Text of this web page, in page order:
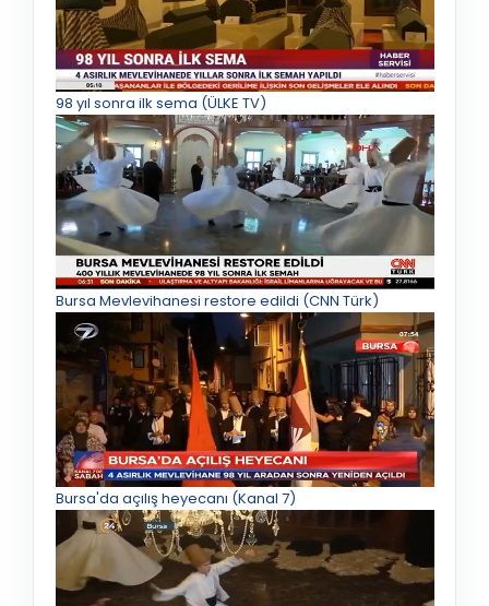
98 yıl sonra ilk sema (ÜLKE TV)
Bursa Mevlevihanesi restore edildi (CNN Türk)
Bursa'da açılış heyecanı (Kanal 7)